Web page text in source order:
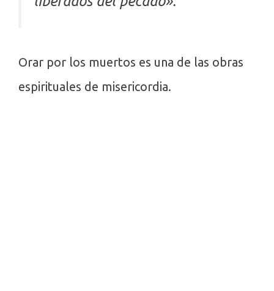
Orar por los muertos es una de las obras
espirituales de misericordia.